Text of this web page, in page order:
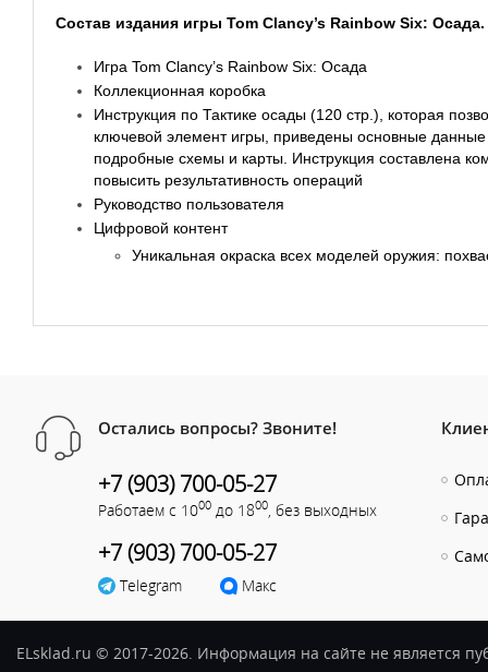
Состав издания игры Tom Clancy’s Rainbow Six:
Игра Tom Clancy’s Rainbow Six: Осада
Коллекционная коробка
Инструкция по Тактике осады (120 стр.), которая
ключевой элемент игры, приведены основные
подробные схемы и карты. Инструкция составлена
повысить результативность операций
Руководство пользователя
Цифровой контент
Уникальная окраска всех моделей оружия:
Остались вопросы? Звоните!
+7 (903) 700-05-27
Работаем с 1000 до 1800 , без выходных
+7 (903) 700-05-27
Telegram Макс
ELsklad.ru © 2017-2026. Информация на сайте не является